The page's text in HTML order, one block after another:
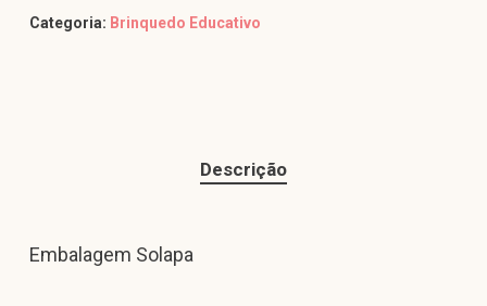
Categoria: Brinquedo Educativo
Descrição
Embalagem Solapa